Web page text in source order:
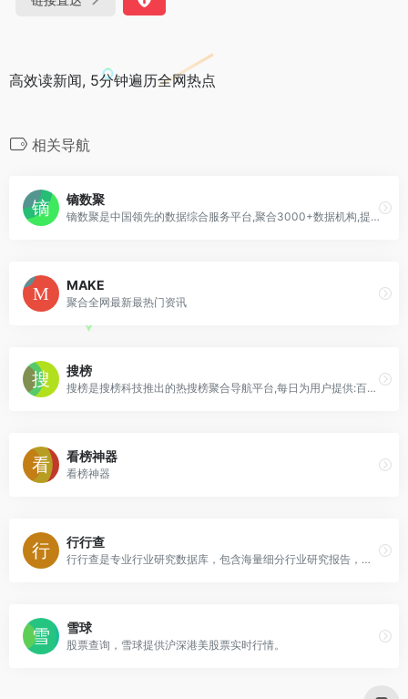
高效读新闻, 5分钟遍历全网热点
相关导航
镝数聚
镝数聚是中国领先的数据综合服务平台,聚合3000+数据机构,提供7大服务类型,汇集海量权威数据,为数据服务的供需双方精准匹配需求,深度对接资源,释放数据价值.
MAKE
聚合全网最新最热门资讯
搜榜
搜榜是搜榜科技推出的热搜榜聚合导航平台,每日为用户提供:百度风云榜/微博热搜榜/微信热词榜/知乎热搜榜/豆瓣排行榜和抖音热搜榜等主流互联网平台的今日热搜榜单;看热搜,上搜榜,一网看全网;让每个人轻松发现热点
看榜神器
看榜神器
行行查
行行查是专业行业研究数据库，包含海量细分行业研究报告，研究信息覆盖大消费、节能环保、传媒娱乐、信息科技、地产金融、生命健康、先进制造、传统行业等领域。
雪球
股票查询，雪球提供沪深港美股票实时行情。